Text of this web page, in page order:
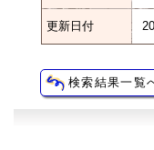
更新日付